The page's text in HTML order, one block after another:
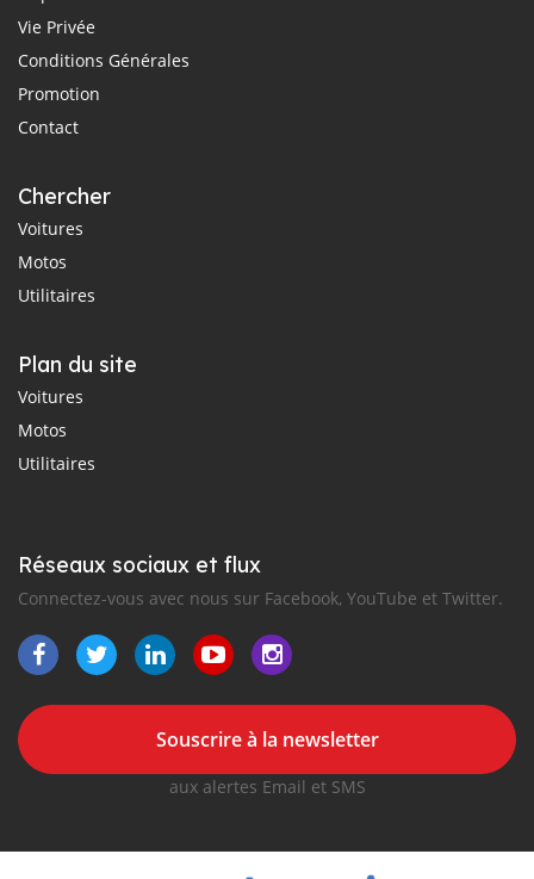
Vie Privée
Conditions Générales
Promotion
Contact
Chercher
Voitures
Motos
Utilitaires
Plan du site
Voitures
Motos
Utilitaires
Réseaux sociaux et flux
Connectez-vous avec nous sur Facebook, YouTube et Twitter.
Souscrire à la newsletter
aux alertes Email et SMS